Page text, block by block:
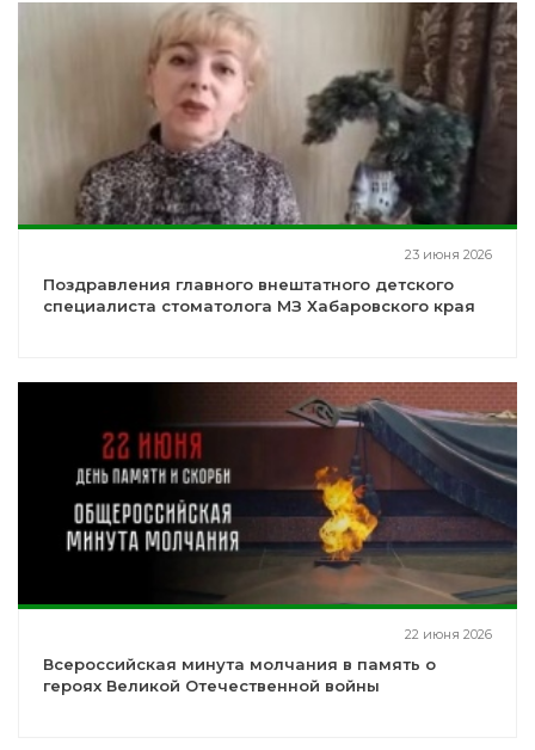
23 июня 2026
Поздравления главного внештатного детского
специалиста стоматолога МЗ Хабаровского края
22 июня 2026
Всероссийская минута молчания в память о
героях Великой Отечественной войны